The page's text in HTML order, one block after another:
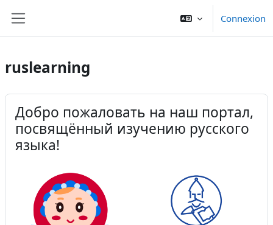
Connexion
ruslearning
Добро пожаловать на наш портал,
посвящённый изучению русского
языка!